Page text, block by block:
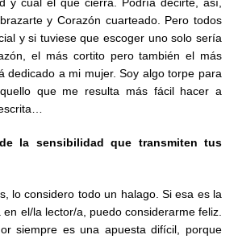
y Corazón cuarteado. Pero todos
y si tuviese que escoger uno solo sería
el más cortito pero también el más
dedicado a mi mujer. Soy algo torpe para
que me resulta más fácil hacer a
la sensibilidad que transmiten tus
lo considero todo un halago. Si esa es la
el/la lector/a, puedo considerarme feliz.
siempre es una apuesta difícil, porque